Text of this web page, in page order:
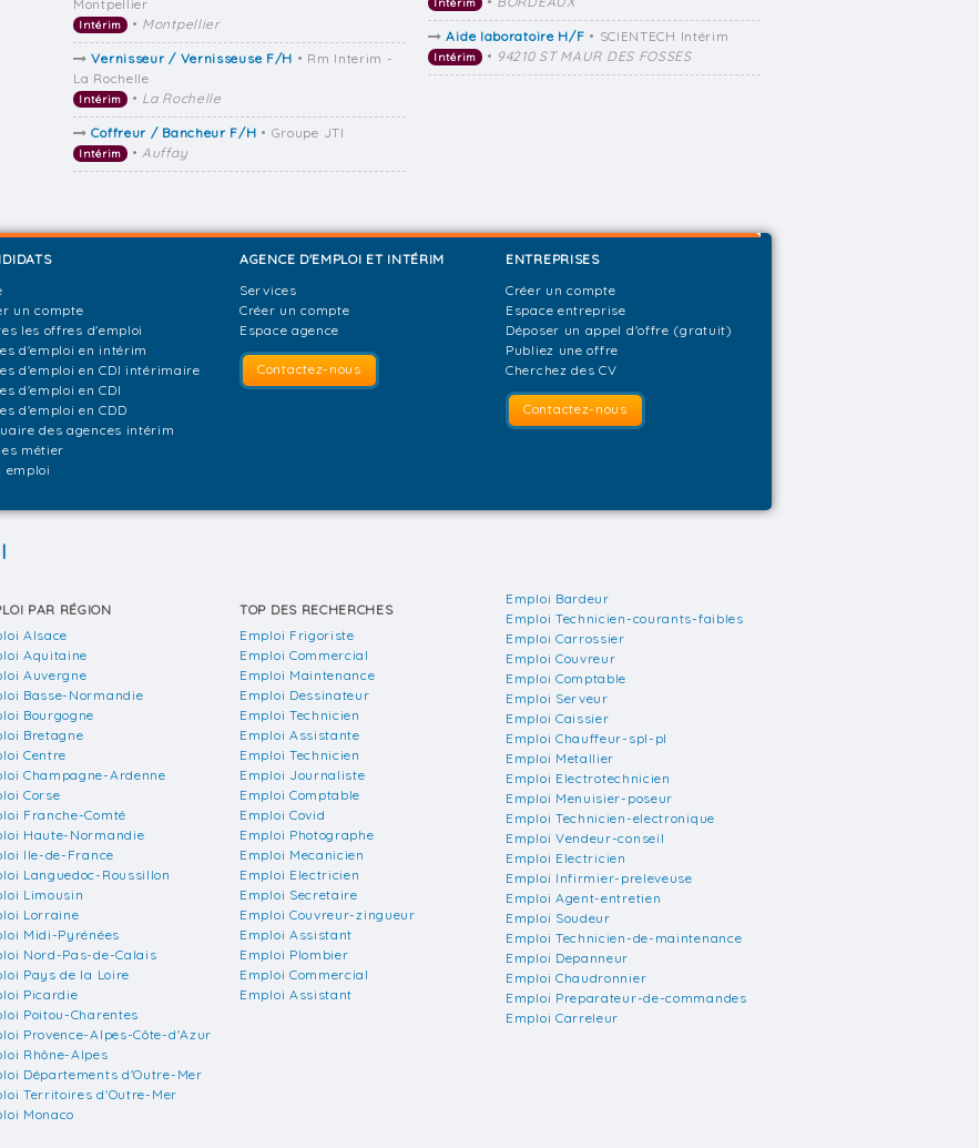
Aide laboratoire H/F • SCIENTECH Intérim
Intérim • 94210 ST MAUR DES FOSSES
Montpellier
Intérim • Montpellier
Vernisseur / Vernisseuse F/H • Rm Interim -
La Rochelle
Intérim • La Rochelle
Coffreur / Bancheur F/H • Groupe JTI
Intérim • Auffay
un compte
les offres d'emploi
d'emploi en intérim
d'emploi en CDI intérimaire
d'emploi en CDI
d'emploi en CDD
des agences intérim
métier
emploi
AGENCE D'EMPLOI ET INTÉRIM
Services
Créer un compte
Espace agence
Contactez-nous
ENTREPRISES
Créer un compte
Espace entreprise
Déposer un appel d'offre (gratuit)
Publiez une offre
Cherchez des CV
Contactez-nous
PAR RÉGION
Alsace
Aquitaine
Auvergne
Basse-Normandie
Bourgogne
Bretagne
Centre
Champagne-Ardenne
Corse
Franche-Comté
Haute-Normandie
Ile-de-France
Languedoc-Roussillon
Limousin
Lorraine
Midi-Pyrénées
Nord-Pas-de-Calais
Pays de la Loire
Picardie
Poitou-Charentes
Provence-Alpes-Côte-d'Azur
Rhône-Alpes
Départements d'Outre-Mer
Territoires d'Outre-Mer
Monaco
TOP DES RECHERCHES
Emploi Frigoriste
Emploi Commercial
Emploi Maintenance
Emploi Dessinateur
Emploi Technicien
Emploi Assistante
Emploi Technicien
Emploi Journaliste
Emploi Comptable
Emploi Covid
Emploi Photographe
Emploi Mecanicien
Emploi Electricien
Emploi Secretaire
Emploi Couvreur-zingueur
Emploi Assistant
Emploi Plombier
Emploi Commercial
Emploi Assistant
Emploi Bardeur
Emploi Technicien-courants-faibles
Emploi Carrossier
Emploi Couvreur
Emploi Comptable
Emploi Serveur
Emploi Caissier
Emploi Chauffeur-spl-pl
Emploi Metallier
Emploi Electrotechnicien
Emploi Menuisier-poseur
Emploi Technicien-electronique
Emploi Vendeur-conseil
Emploi Electricien
Emploi Infirmier-preleveuse
Emploi Agent-entretien
Emploi Soudeur
Emploi Technicien-de-maintenance
Emploi Depanneur
Emploi Chaudronnier
Emploi Preparateur-de-commandes
Emploi Carreleur